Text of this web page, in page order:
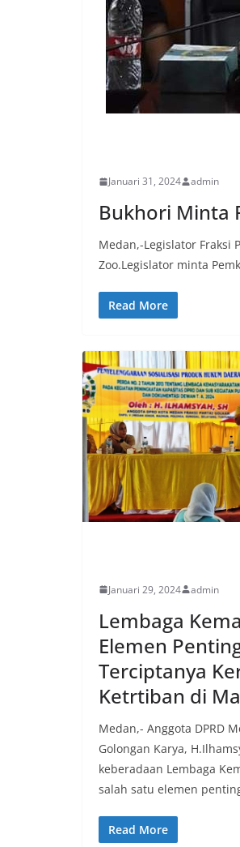
Januari 31, 2024 admin
Bukhori Minta
Medan,-Legislator Fraksi
Zoo.Legislator minta
Read More
Januari 29, 2024 admin
Lembaga
Elemen
Terciptanya
Ketrtiban di
Medan,- Anggota DPRD
Golongan Karya,
keberadaan Lembaga
salah satu elemen
Read More